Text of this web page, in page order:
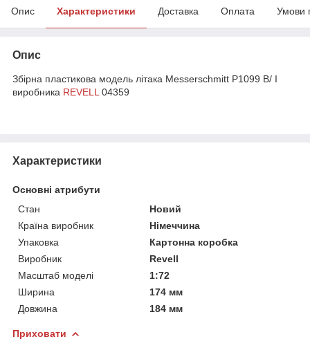
Опис Характеристики Доставка Оплата Умови
Опис
Збірна пластикова модель літака Messerschmitt P1099 B/ I
виробника REVELL 04359
Характеристики
Основні атрибути
Стан
Новий
Країна виробник
Німеччина
Упаковка
Картонна коробка
Виробник
Revell
Масштаб моделі
1:72
Ширина
174 мм
Довжина
184 мм
Приховати